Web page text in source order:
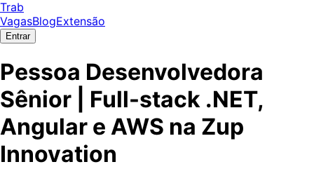
Trab
VagasBlogExtensão
Entrar
Pessoa Desenvolvedora
Sênior | Full-stack .NET,
Angular e AWS na Zup
Innovation